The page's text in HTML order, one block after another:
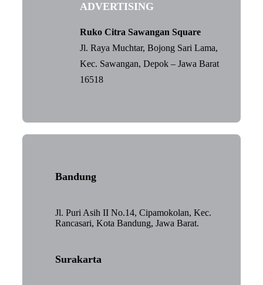
ADVERTISING
Ruko Citra Sawangan Square
Jl. Raya Muchtar, Bojong Sari Lama,
Kec. Sawangan, Depok – Jawa Barat
16518
Bandung
Jl. Puri Asih II No.14, Cipamokolan, Kec.
Rancasari, Kota Bandung, Jawa Barat.
Surakarta